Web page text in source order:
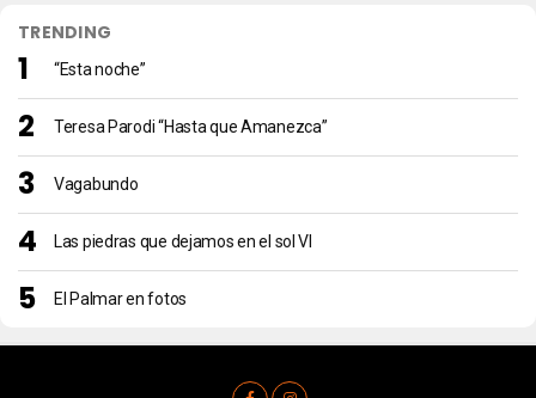
TRENDING
“Esta noche”
Teresa Parodi “Hasta que Amanezca”
Vagabundo
Las piedras que dejamos en el sol VI
El Palmar en fotos